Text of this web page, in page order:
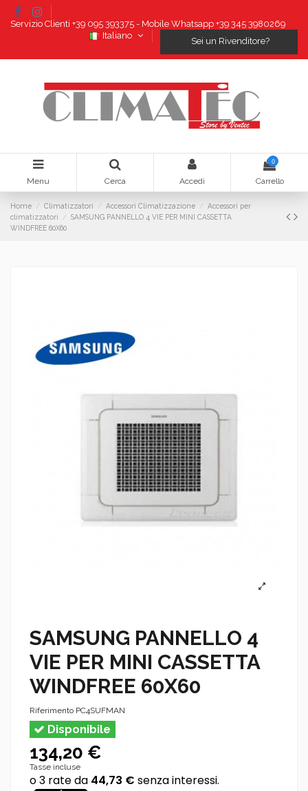
Servizio Clienti +39 095 393375 - Mobile Whatsapp +39 345 3980269
Italiano
Sei un Rivenditore?
Menu Cerca Accedi
0
Carrello
Home Climatizzatori Accessori Climatizzazione
Accessori per
climatizzatori
SAMSUNG PANNELLO 4 VIE PER MINI CASSETTA
WINDFREE 60X60
SAMSUNG PANNELLO 4
VIE PER MINI CASSETTA
WINDFREE 60X60
Riferimento PC4SUFMAN
Disponibile
134,20 €
Tasse incluse